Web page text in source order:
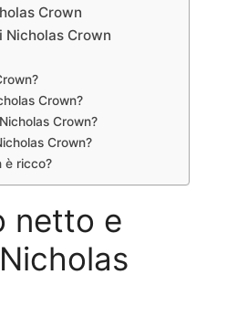
Crown
Crown
Crown?
Crown?
Crown?
è ricco?
netto e